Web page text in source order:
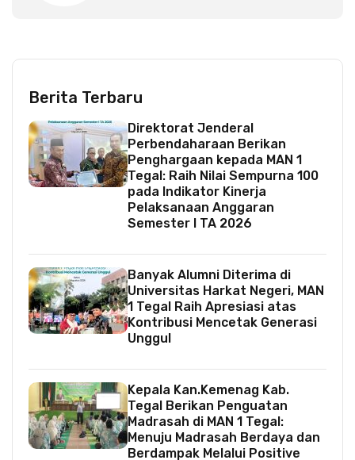
Berita Terbaru
Direktorat Jenderal
Perbendaharaan Berikan
Penghargaan kepada MAN 1
Tegal: Raih Nilai Sempurna 100
pada Indikator Kinerja
Pelaksanaan Anggaran
Semester I TA 2026
Banyak Alumni Diterima di
Universitas Harkat Negeri, MAN
1 Tegal Raih Apresiasi atas
Kontribusi Mencetak Generasi
Unggul
Kepala Kan.Kemenag Kab.
Tegal Berikan Penguatan
Madrasah di MAN 1 Tegal:
Menuju Madrasah Berdaya dan
Berdampak Melalui Positive